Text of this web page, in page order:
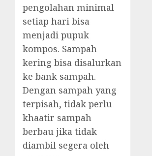
pengolahan minimal
setiap hari bisa
menjadi pupuk
kompos. Sampah
kering bisa disalurkan
ke bank sampah.
Dengan sampah yang
terpisah, tidak perlu
khaatir sampah
berbau jika tidak
diambil segera oleh